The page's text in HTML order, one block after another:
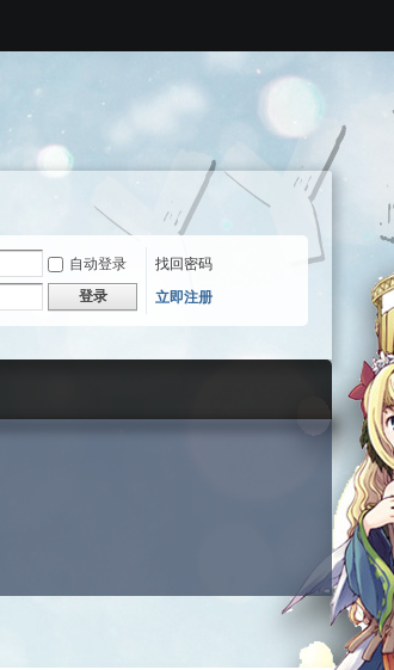
自动登录
找回密码
登录 立即注册